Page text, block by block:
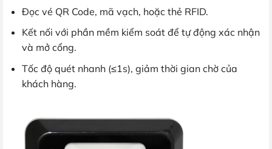
Đọc vé QR Code, mã vạch, hoặc thẻ RFID.
Kết nối với phần mềm kiểm soát để tự động xác nhận
và mở cổng.
Tốc độ quét nhanh (≤1s), giảm thời gian chờ của
khách hàng.